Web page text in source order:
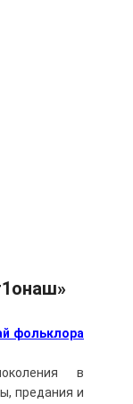
фольклора
в
предания и